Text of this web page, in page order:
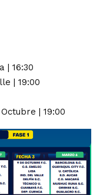
| 16:30
| 19:00
| 19:00